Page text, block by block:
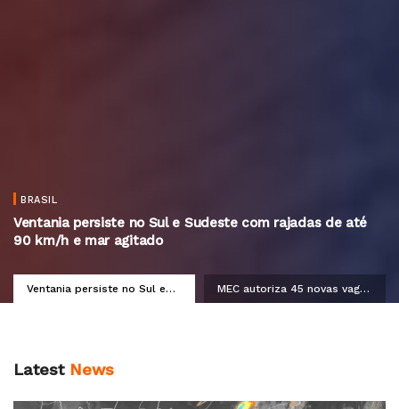
BRASIL
Ventania persiste no Sul e Sudeste com rajadas de até
90 km/h e mar agitado
Ventania persiste no Sul e
MEC autoriza 45 novas vagas
de professor para o IFPI
Latest News